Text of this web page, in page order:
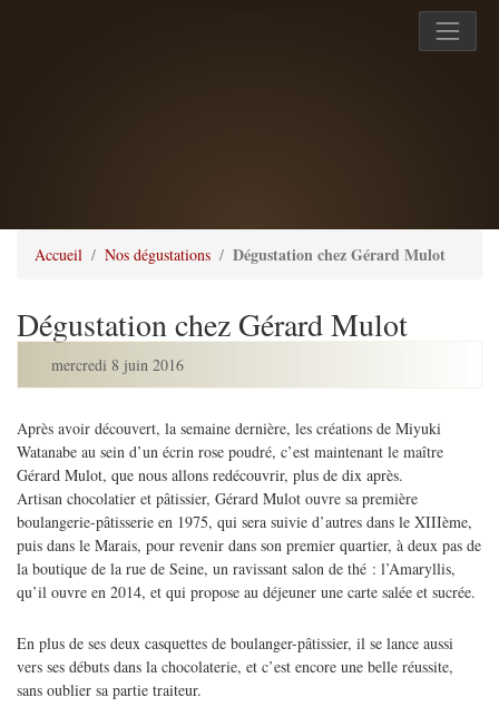
Accueil Nos dégustations Dégustation chez Gérard Mulot
Dégustation chez Gérard Mulot
mercredi 8 juin 2016
Après avoir découvert, la semaine dernière, les créations de Miyuki
Watanabe au sein d’un écrin rose poudré, c’est maintenant le maître
Gérard Mulot, que nous allons redécouvrir, plus de dix après.
Artisan chocolatier et pâtissier, Gérard Mulot ouvre sa première
boulangerie-pâtisserie en 1975, qui sera suivie d’autres dans le XIIIème,
puis dans le Marais, pour revenir dans son premier quartier, à deux pas de
la boutique de la rue de Seine, un ravissant salon de thé : l’Amaryllis,
qu’il ouvre en 2014, et qui propose au déjeuner une carte salée et sucrée.
En plus de ses deux casquettes de boulanger-pâtissier, il se lance aussi
vers ses débuts dans la chocolaterie, et c’est encore une belle réussite,
sans oublier sa partie traiteur.